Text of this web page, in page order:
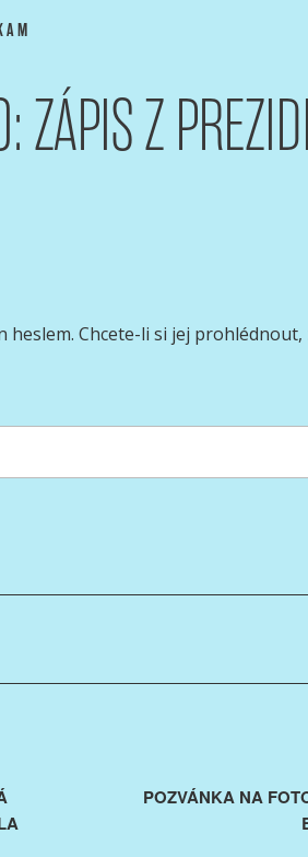
ČESKÝCH
kameramanů
ZÁPIS Z
heslem. Chcete-li si jej
POZVÁNKA NA